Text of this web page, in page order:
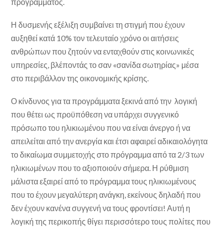
Η δυσμενής εξέλιξη συμβαίνει τη στιγμή που έχουν
αυξηθεί κατά 10% τον τελευταίο χρόνο οι αιτήσεις
ανθρώπων που ζητούν να ενταχθούν στις κοινωνικές
υπηρεσίες, βλέποντάς το σαν «σανίδα σωτηρίας» μέσα
στο περιβάλλον της οικονομικής κρίσης.
Ο κίνδυνος για τα προγράμματα ξεκινά από την λογική
που θέτει ως προϋπόθεση να υπάρχει συγγενικό
πρόσωπο του ηλικιωμένου που να είναι άνεργο ή να
απειλείται από την ανεργία και έτσι αφαιρεί αδικαιολόγητα
το δικαίωμα συμμετοχής στο πρόγραμμα από τα 2/3 των
ηλικιωμένων που το αξιοποιούν σήμερα. Η ρύθμιση
μάλιστα εξαιρεί από το πρόγραμμα τους ηλικιωμένους
που το έχουν μεγαλύτερη ανάγκη, εκείνους δηλαδή που
δεν έχουν κανένα συγγενή να τους φροντίσει! Αυτή η
λογική της περικοπής θίγει περισσότερο τους πολίτες που